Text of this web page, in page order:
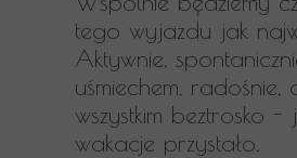
tego wyjazdu jak
Aktywnie,
uśmiechem, radośnie,
wszystkim beztrosko -
wakacje przystało.